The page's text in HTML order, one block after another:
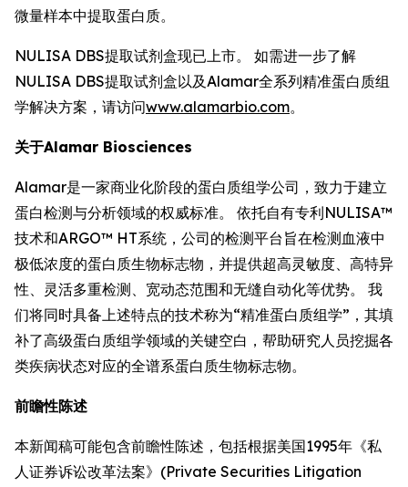
微量样本中提取蛋白质。
NULISA DBS提取试剂盒现已上市。 如需进一步了解
NULISA DBS提取试剂盒以及Alamar全系列精准蛋白质组
学解决方案，请访问www.alamarbio.com。
关于Alamar Biosciences
Alamar是一家商业化阶段的蛋白质组学公司，致力于建立
蛋白检测与分析领域的权威标准。 依托自有专利NULISA™
技术和ARGO™ HT系统，公司的检测平台旨在检测血液中
极低浓度的蛋白质生物标志物，并提供超高灵敏度、高特异
性、灵活多重检测、宽动态范围和无缝自动化等优势。 我
们将同时具备上述特点的技术称为“精准蛋白质组学”，其填
补了高级蛋白质组学领域的关键空白，帮助研究人员挖掘各
类疾病状态对应的全谱系蛋白质生物标志物。
前瞻性陈述
本新闻稿可能包含前瞻性陈述，包括根据美国1995年《私
人证券诉讼改革法案》(Private Securities Litigation